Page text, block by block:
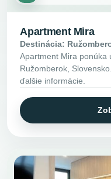
Apartment Mira
Destinácia:
Apartment Mira ponúka
Ružomberok,
ďalšie informácie.